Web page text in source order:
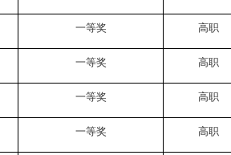
一等奖 高职
一等奖 高职
一等奖 高职
一等奖 高职